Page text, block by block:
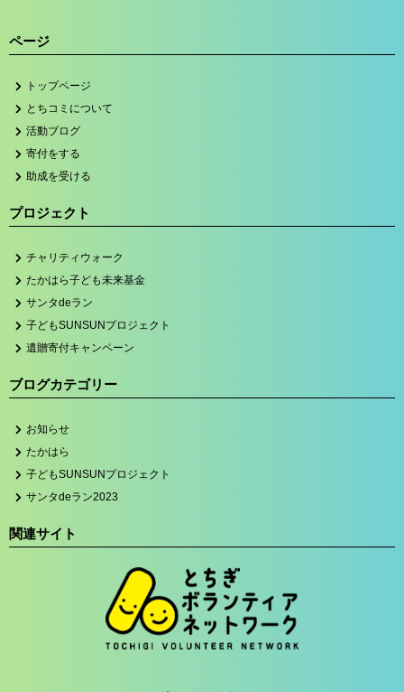
ページ
トップページ
とちコミについて
活動ブログ
寄付をする
助成を受ける
プロジェクト
チャリティウォーク
たかはら子ども未来基金
サンタdeラン
子どもSUNSUNプロジェクト
遺贈寄付キャンペーン
ブログカテゴリー
お知らせ
たかはら
子どもSUNSUNプロジェクト
サンタdeラン2023
関連サイト